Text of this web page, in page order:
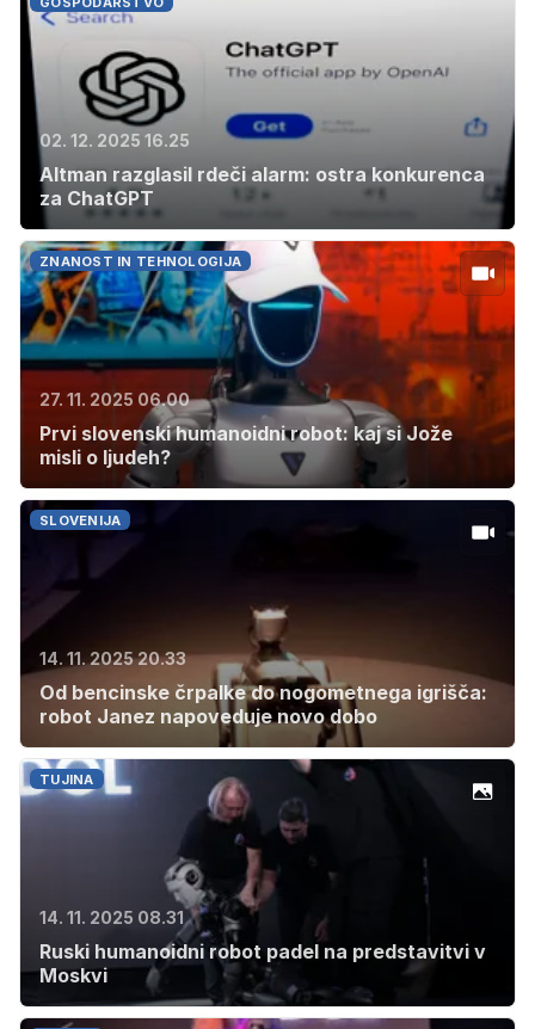
02. 12. 2025 16.25
Altman razglasil rdeči alarm: ostra konkurenca
za ChatGPT
ZNANOST IN TEHNOLOGIJA
27. 11. 2025 06.00
Prvi slovenski humanoidni robot: kaj si Jože
misli o ljudeh?
SLOVENIJA
14. 11. 2025 20.33
Od bencinske črpalke do nogometnega igrišča:
robot Janez napoveduje novo dobo
TUJINA
14. 11. 2025 08.31
Ruski humanoidni robot padel na predstavitvi v
Moskvi